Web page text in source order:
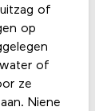
of
op
of
ze
Niene